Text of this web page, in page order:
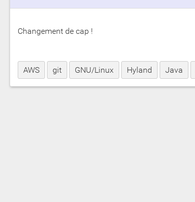
Changement de cap !
AWS git GNU/Linux Hyland Java